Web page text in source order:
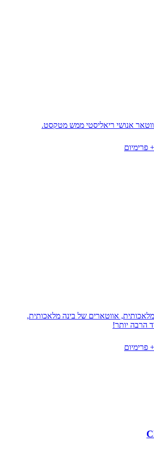
פרימיום
מלאכותית, אווטארים של בינה מלאכותית,
פרימיום